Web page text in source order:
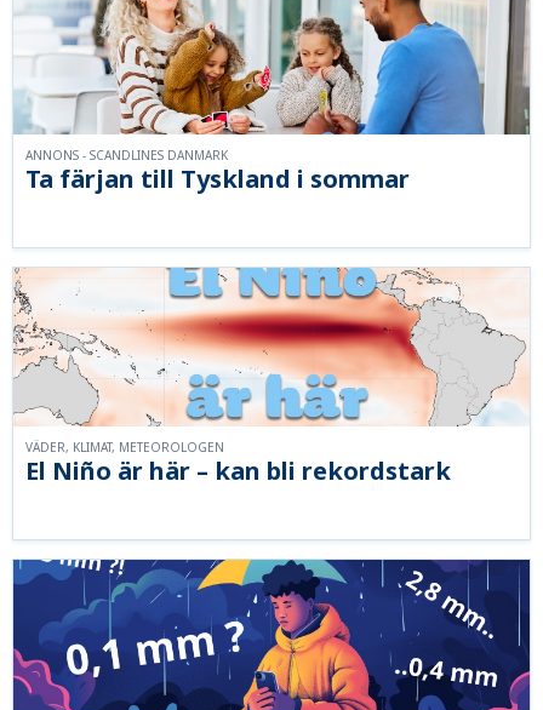
Ta färjan till Tyskland i sommar
ANNONS - SCANDLINES DANMARK
El Niño är här – kan bli rekordstark
VÄDER, KLIMAT, METEOROLOGEN